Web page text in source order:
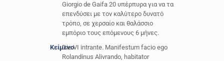
Giorgio de Gaifa 20 υπέρπυρα για να τα
επενδύσει με τον καλύτερο δυνατό
τρόπο, σε χερσαίο και θαλάσσιο
εμπόριο τους επόμενους 6 μήνες.
ΚείμενοDie VI intrante. Manifestum facio ego
Rolandinus Alivrando, habitator